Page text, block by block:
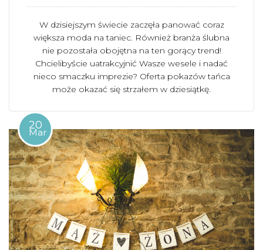
W dzisiejszym świecie zaczęła panować coraz
większa moda na taniec. Również branża ślubna
nie pozostała obojętna na ten gorący trend!
Chcielibyście uatrakcyjnić Wasze wesele i nadać
nieco smaczku imprezie? Oferta pokazów tańca
może okazać się strzałem w dziesiątkę.
20
Mar